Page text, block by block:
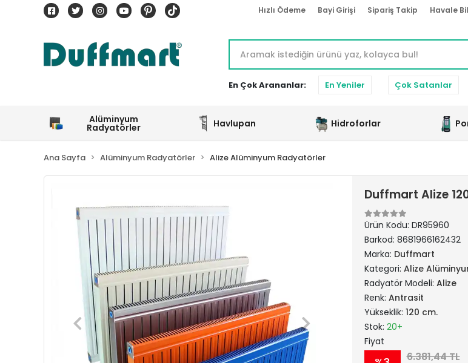
Hızlı Ödeme Bayi Girişi Sipariş Takip Havale
En Çok Arananlar: En Yeniler Çok Satanlar
Alüminyum
Radyatörler Havlupan Hidroforlar
Ana Sayfa Alüminyum Radyatörler Alize Alüminyum Radyatörler
Duffmart Alize
Ürün Kodu: DR95960
Barkod: 8681966162432
Marka: Duffmart
Kategori: Alize
Radyatör Modeli: Alize
Renk: Antrasit
Yükseklik: 120 cm.
Stok: 20+
Fiyat
6.381,44 TL